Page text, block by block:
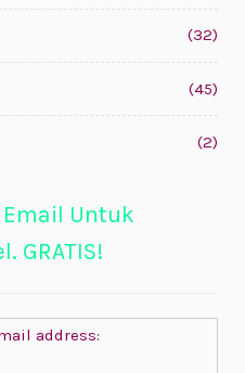
(32)
(45)
(2)
Untuk
GRATIS!
address: